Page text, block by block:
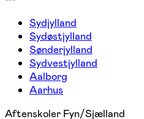
Sydjylland
Sydøstjylland
Sønderjylland
Sydvestjylland
Aalborg
Aarhus
Aftenskoler Fyn/Sjælland